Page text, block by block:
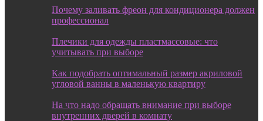
Почему заливать фреон для кондиционера должен
профессионал
Плечики для одежды пластмассовые: что
учитывать при выборе
Как подобрать оптимальный размер акриловой
угловой ванны в маленькую квартиру
На что надо обращать внимание при выборе
внутренних дверей в комнату